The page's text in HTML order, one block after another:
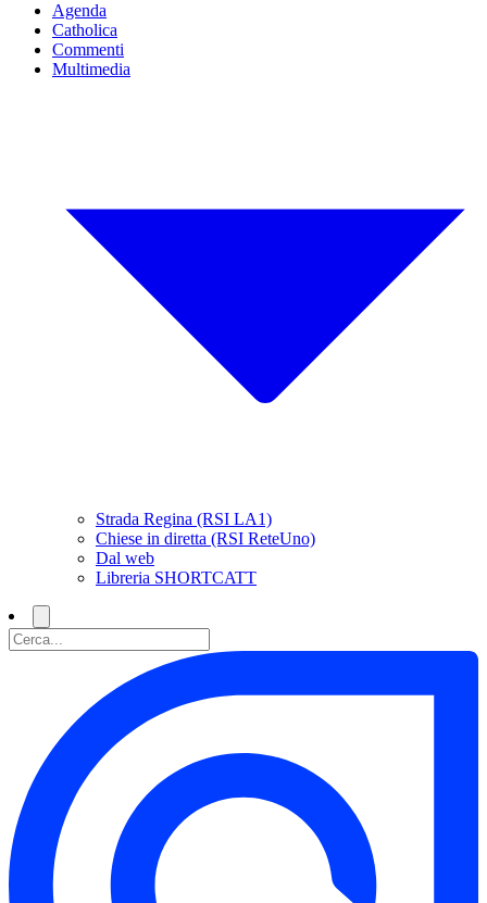
Agenda
Catholica
Commenti
Multimedia
Strada Regina (RSI LA1)
Chiese in diretta (RSI ReteUno)
Dal web
Libreria SHORTCATT